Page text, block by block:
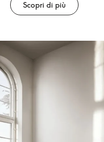
Scopri di più